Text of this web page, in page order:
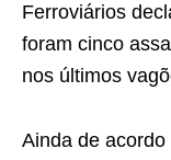
Ferroviários
foram cinco
nos últimos
Ainda de